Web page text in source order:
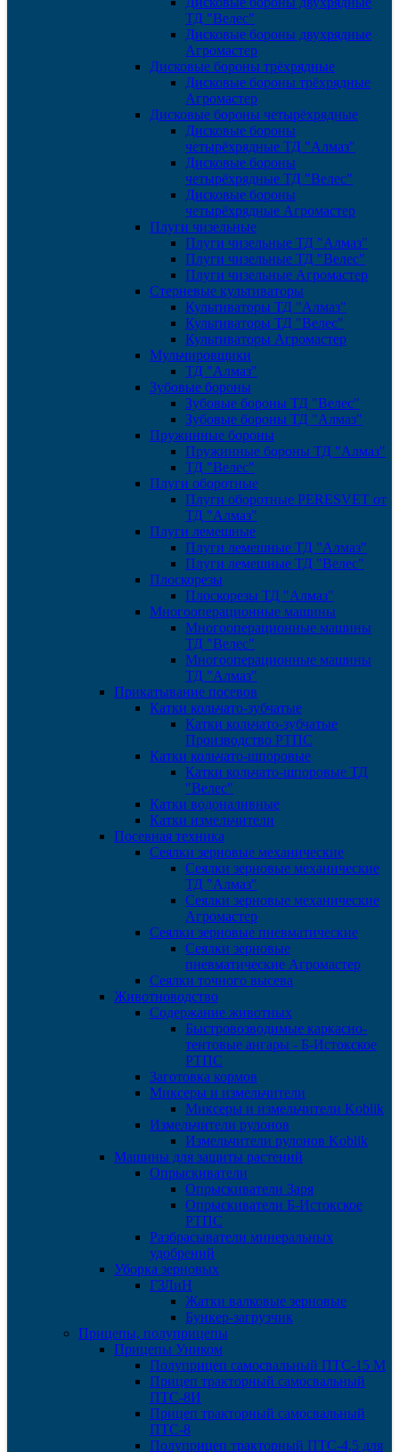
ТД "Велес"
Дисковые бороны двухрядные
Агромастер
Дисковые бороны трёхрядные
Дисковые бороны трёхрядные
Агромастер
Дисковые бороны четырёхрядные
Дисковые бороны
четырёхрядные ТД "Алмаз"
Дисковые бороны
четырёхрядные ТД "Велес"
Дисковые бороны
четырёхрядные Агромастер
Плуги чизельные
Плуги чизельные ТД "Алмаз"
Плуги чизельные ТД "Велес"
Плуги чизельные Агромастер
Стерневые культиваторы
Культиваторы ТД "Алмаз"
Культиваторы ТД "Велес"
Культиваторы Агромастер
Мульчировщики
ТД "Алмаз"
Зубовые бороны
Зубовые бороны ТД "Велес"
Зубовые бороны ТД "Алмаз"
Пружинные бороны
Пружинные бороны ТД "Алмаз"
ТД "Велес"
Плуги оборотные
Плуги оборотные PERESVET от
ТД "Алмаз"
Плуги лемешные
Плуги лемешные ТД "Алмаз"
Плуги лемешные ТД "Велес"
Плоскорезы
Плоскорезы ТД "Алмаз"
Многооперационные машины
Многооперационные машины
ТД "Велес"
Многооперационные машины
ТД "Алмаз"
Прикатывание посевов
Катки кольчато-зубчатые
Катки кольчато-зубчатые
Производство РТПС
Катки кольчато-шпоровые
Катки кольчато-шпоровые ТД
"Велес"
Катки водоналивные
Катки измельчители
Посевная техника
Сеялки зерновые механические
Сеялки зерновые механические
ТД "Алмаз"
Сеялки зерновые механические
Агромастер
Сеялки зерновые пневматические
Сеялки зерновые
пневматические Агромастер
Сеялки точного высева
Животноводство
Содержание животных
Быстровозводимые каркасно-
тентовые ангары - Б-Истокское
РТПС
Заготовка кормов
Миксеры и измельчители
Миксеры и измельчители Koblik
Измельчители рулонов
Измельчители рулонов Koblik
Машины для защиты растений
Опрыскиватели
Опрыскиватели Заря
Опрыскиватели Б-Истокское
РТПС
Разбрасыватели минеральных
удобрений
Уборка зерновых
ГЗЛиН
Жатки валковые зерновые
Бункер-загрузчик
Прицепы, полуприцепы
Прицепы Уником
Полуприцеп самосвальный ПТС-15 М
Прицеп тракторный самосвальный
ПТС-8И
Прицеп тракторный самосвальный
ПТС-8
Полуприцеп тракторный ПТС-4,5 для